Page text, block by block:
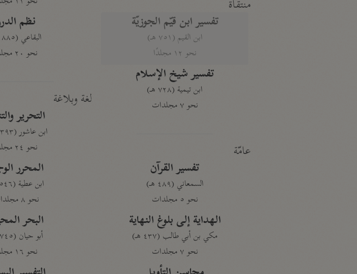
منتقاة
تفسير ابن قيّم الجوزيّة
ابن القيم (٧٥١ هـ)
نحو ١٢ مجلدًا
تفسير شيخ الإسلام
ابن تيمية (٧٢٨ هـ)
نحو ٧ مجلدات
عامّة
تفسير القرآن
السمعاني (٤٨٩ هـ)
نحو ٥ مجلدات
الهداية إلى بلوغ النهاية
مكي بن أبي طالب (٤٣٧ هـ)
نحو ٧ مجلدات
نظم
البقاعي (٨٨٥ هـ)
نحو ٢٠ مجلدًا
لغة وبلاغة
التحرير
ابن عاشور (١٣٩٣ هـ)
نحو ٢٤ مجلدًا
المحرر
ابن عطية (٥٤٦ هـ)
نحو ٨ مجلدات
البحر
أبو حيان (٧٤٥ هـ)
نحو ١٦ مجلدًا